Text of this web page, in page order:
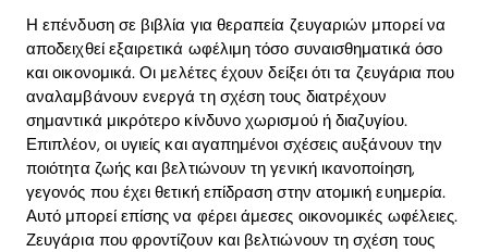
Η επένδυση σε βιβλία για θεραπεία ζευγαριών μπορεί να
αποδειχθεί εξαιρετικά ωφέλιμη τόσο συναισθηματικά όσο
και οικονομικά. Οι μελέτες έχουν δείξει ότι τα ζευγάρια που
αναλαμβάνουν ενεργά τη σχέση τους διατρέχουν
σημαντικά μικρότερο κίνδυνο χωρισμού ή διαζυγίου.
Επιπλέον, οι υγιείς και αγαπημένοι σχέσεις αυξάνουν την
ποιότητα ζωής και βελτιώνουν τη γενική ικανοποίηση,
γεγονός που έχει θετική επίδραση στην ατομική ευημερία.
Αυτό μπορεί επίσης να φέρει άμεσες οικονομικές ωφέλειες.
Ζευγάρια που φροντίζουν και βελτιώνουν τη σχέση τους